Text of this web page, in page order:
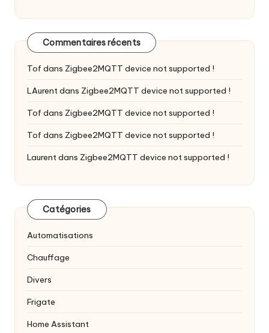
Commentaires récents
Tof dans Zigbee2MQTT device not supported !
LAurentdans Zigbee2MQTT device not supported !
Tof dans Zigbee2MQTT device not supported !
Tof dans Zigbee2MQTT device not supported !
Laurentdans Zigbee2MQTT device not supported !
Catégories
Automatisations
Chauffage
Divers
Frigate
Home Assistant